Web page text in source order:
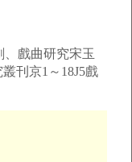
、戲曲研究宋玉
刊京1～18J5戲